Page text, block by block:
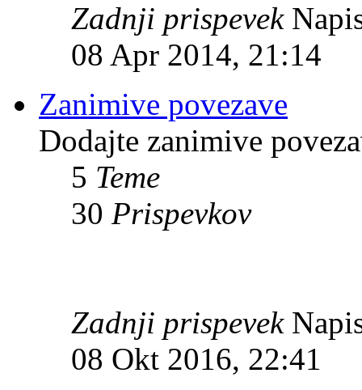
Zadnji prispevek
08 Apr 2014, 21:14
Zanimive povezave
Dodajte zanimive
5 Teme
30 Prispevkov
Zadnji prispevek
08 Okt 2016, 22:41